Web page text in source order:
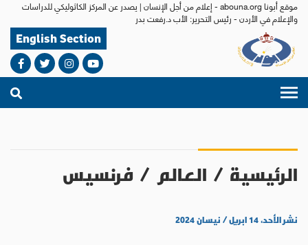
موقع أبونا abouna.org - إعلام من أجل الإنسان | يصدر عن المركز الكاثوليكي للدراسات
والإعلام في الأردن - رئيس التحرير: الأب د.رفعت بدر
English Section
الرئيسية / العالم / فرنسيس
نشر الأحد، ١٤ ابريل / نيسان ٢٠٢٤